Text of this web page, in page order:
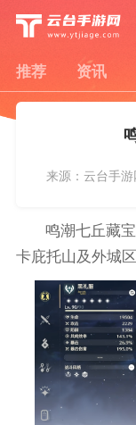
推荐 资讯
来源：云台手游
鸣潮七丘藏
卡庇托山及外城